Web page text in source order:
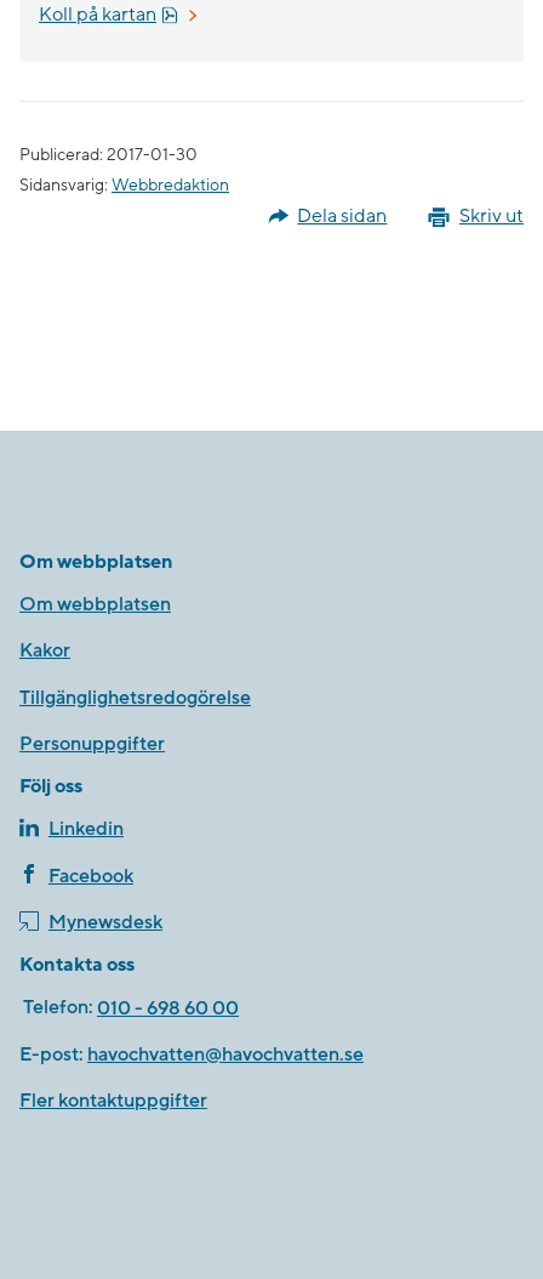
Koll på kartan Pdf, 1.3 MB, öppnas i nytt fönster.
Publicerad: 2017-01-30
Sidansvarig: Webbredaktion
Skriv ut
Dela sidan
Om webbplatsen
Om webbplatsen
Kakor
Tillgänglighetsredogörelse
Personuppgifter
Följ oss
Linkedin
Facebook
Mynewsdesk
Kontakta oss
Telefon: 010 - 698 60 00
E-post: havochvatten@havochvatten.se
Fler kontaktuppgifter